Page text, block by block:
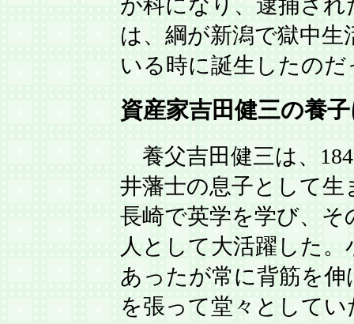
が科になり、逮捕され
は、綱が新潟で獄中生
いる時に誕生したのだ
資産家吉田健三の養
養父吉田健三は、
井藩士の息子として生
長崎で英学を学び、そ
人として大活躍した。
あったが常に背筋を伸
を張って堂々としてい